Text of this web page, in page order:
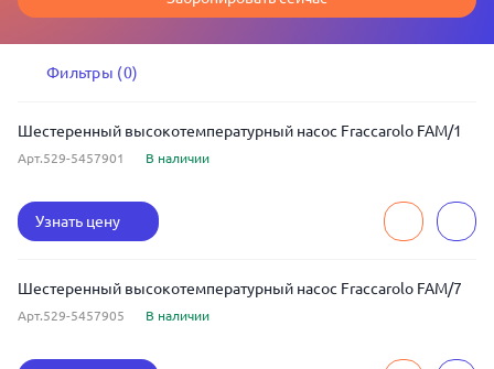
Фильтры (0)
Шестеренный высокотемпературный насос Fraccarolo FAM/1
Арт.529-5457901 В наличии
Узнать цену
Шестеренный высокотемпературный насос Fraccarolo FAM/7
Арт.529-5457905 В наличии